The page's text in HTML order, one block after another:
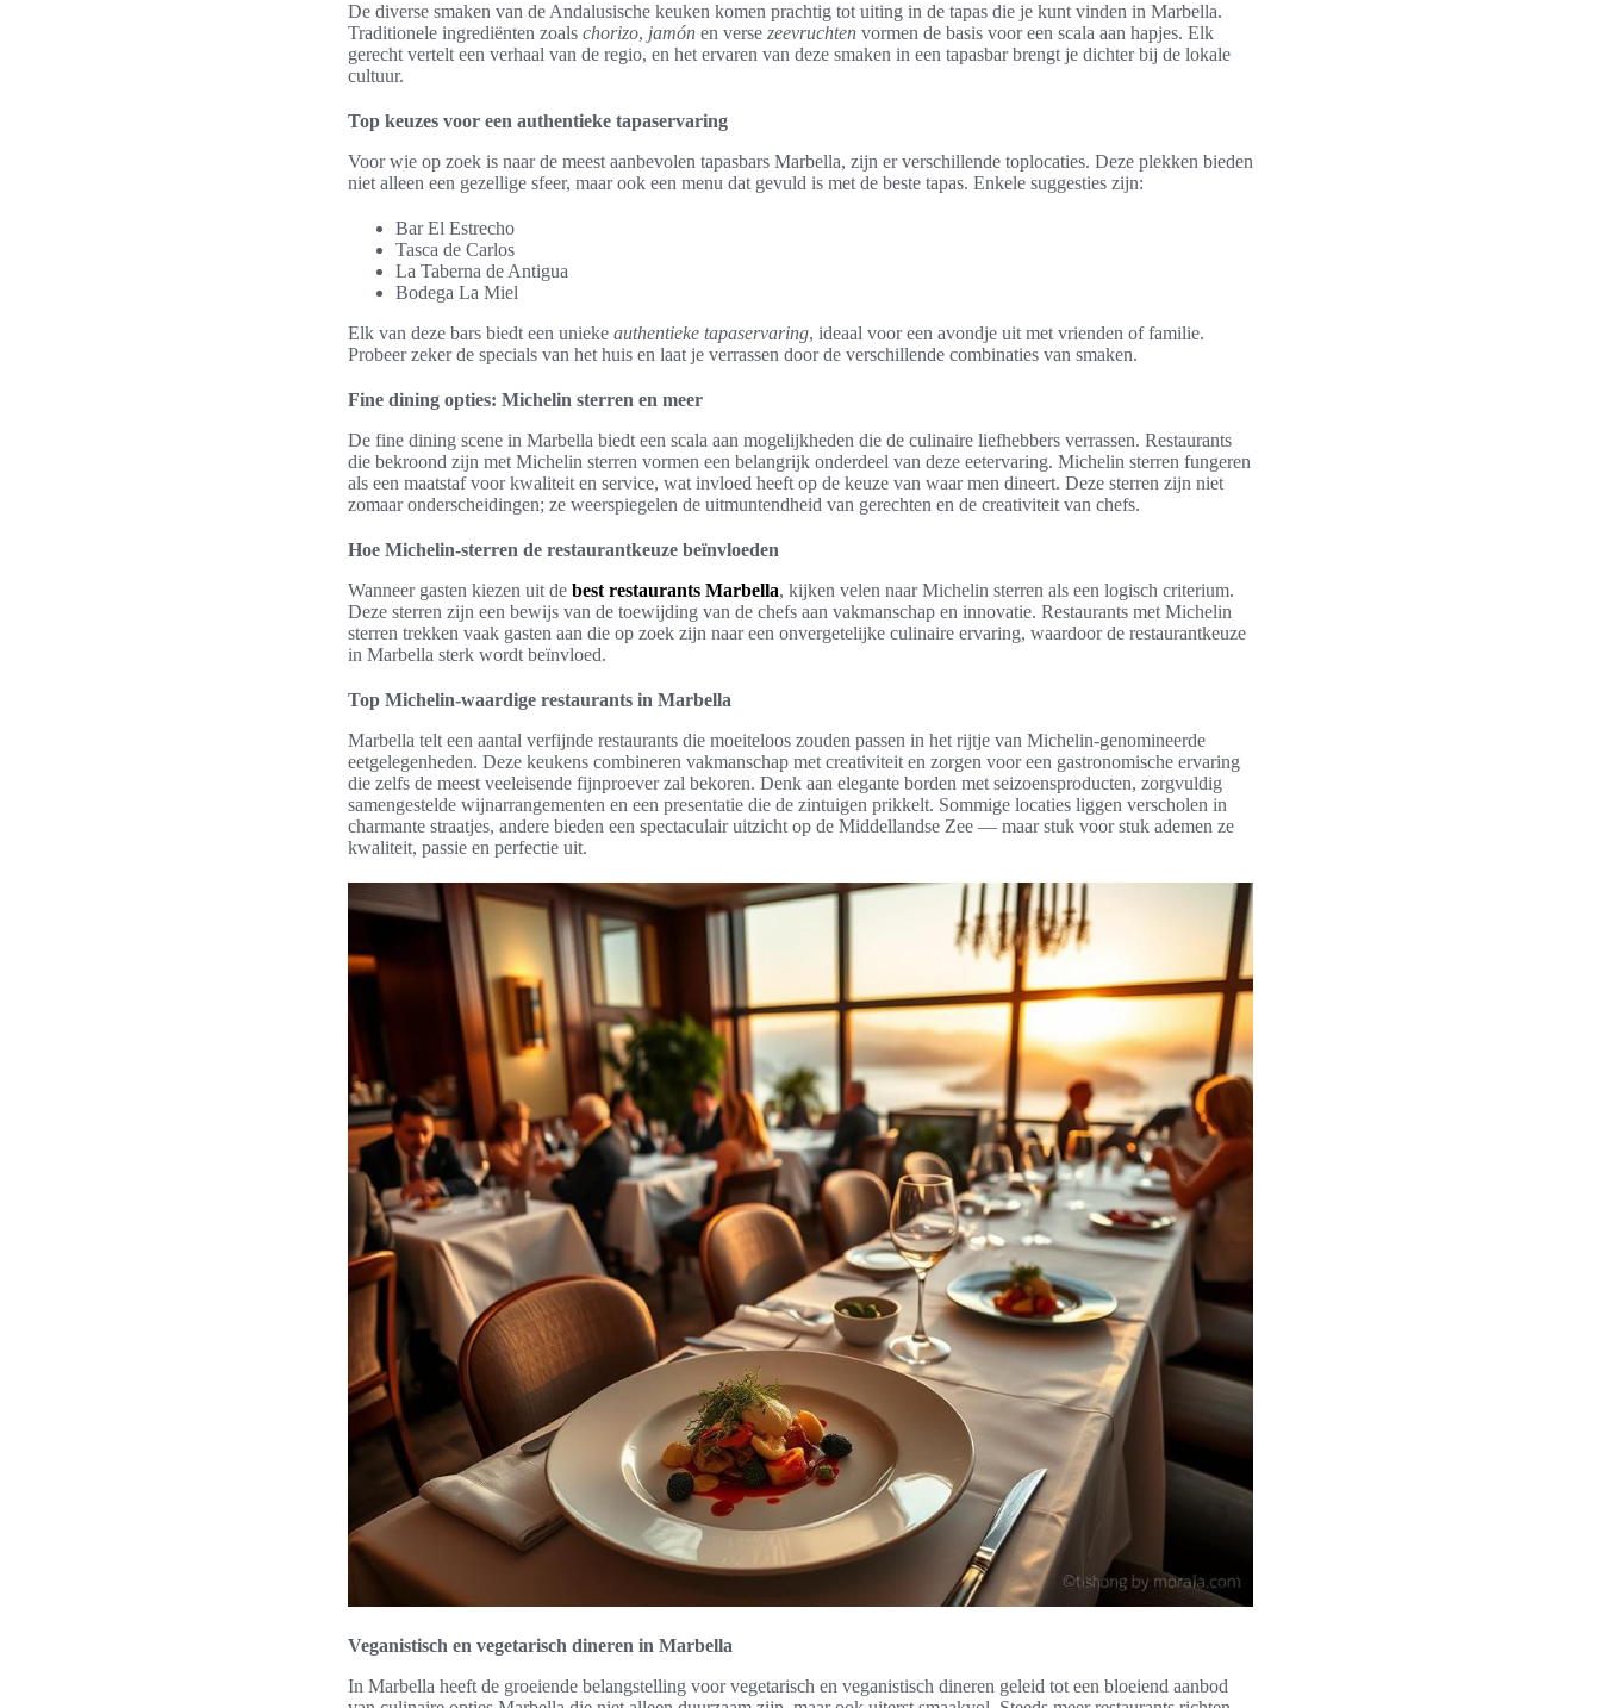
De diverse smaken van de Andalusische keuken komen prachtig tot uiting in de tapas die je kunt vinden in Marbella.
Traditionele ingrediënten zoals chorizo, jamón en verse zeevruchten vormen de basis voor een scala aan hapjes. Elk
gerecht vertelt een verhaal van de regio, en het ervaren van deze smaken in een tapasbar brengt je dichter bij de lokale
cultuur.
Top keuzes voor een authentieke tapaservaring
Voor wie op zoek is naar de meest aanbevolen tapasbars Marbella, zijn er verschillende toplocaties. Deze plekken bieden
niet alleen een gezellige sfeer, maar ook een menu dat gevuld is met de beste tapas. Enkele suggesties zijn:
Bar El Estrecho
Tasca de Carlos
La Taberna de Antigua
Bodega La Miel
Elk van deze bars biedt een unieke authentieke tapaservaring, ideaal voor een avondje uit met vrienden of familie.
Probeer zeker de specials van het huis en laat je verrassen door de verschillende combinaties van smaken.
Fine dining opties: Michelin sterren en meer
De fine dining scene in Marbella biedt een scala aan mogelijkheden die de culinaire liefhebbers verrassen. Restaurants
die bekroond zijn met Michelin sterren vormen een belangrijk onderdeel van deze eetervaring. Michelin sterren fungeren
als een maatstaf voor kwaliteit en service, wat invloed heeft op de keuze van waar men dineert. Deze sterren zijn niet
zomaar onderscheidingen; ze weerspiegelen de uitmuntendheid van gerechten en de creativiteit van chefs.
Hoe Michelin-sterren de restaurantkeuze beïnvloeden
Wanneer gasten kiezen uit de best restaurants Marbella, kijken velen naar Michelin sterren als een logisch criterium.
Deze sterren zijn een bewijs van de toewijding van de chefs aan vakmanschap en innovatie. Restaurants met Michelin
sterren trekken vaak gasten aan die op zoek zijn naar een onvergetelijke culinaire ervaring, waardoor de restaurantkeuze
in Marbella sterk wordt beïnvloed.
Top Michelin-waardige restaurants in Marbella
Marbella telt een aantal verfijnde restaurants die moeiteloos zouden passen in het rijtje van Michelin-genomineerde
eetgelegenheden. Deze keukens combineren vakmanschap met creativiteit en zorgen voor een gastronomische ervaring
die zelfs de meest veeleisende fijnproever zal bekoren. Denk aan elegante borden met seizoensproducten, zorgvuldig
samengestelde wijnarrangementen en een presentatie die de zintuigen prikkelt. Sommige locaties liggen verscholen in
charmante straatjes, andere bieden een spectaculair uitzicht op de Middellandse Zee — maar stuk voor stuk ademen ze
kwaliteit, passie en perfectie uit.
Veganistisch en vegetarisch dineren in Marbella
In Marbella heeft de groeiende belangstelling voor vegetarisch en veganistisch dineren geleid tot een bloeiend aanbod